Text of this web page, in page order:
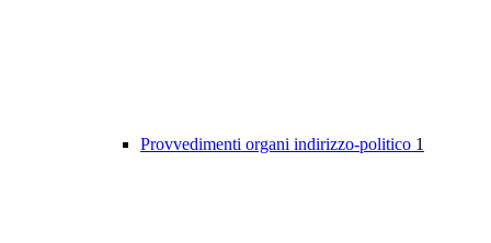
Provvedimenti organi indirizzo-politico 1